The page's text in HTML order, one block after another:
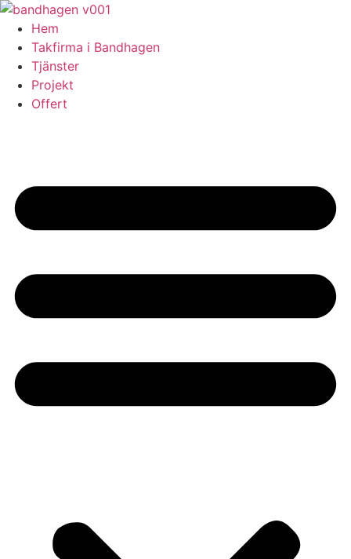
Skip
content
Hem
Takfirma i Bandhagen
Tjänster
Projekt
Offert